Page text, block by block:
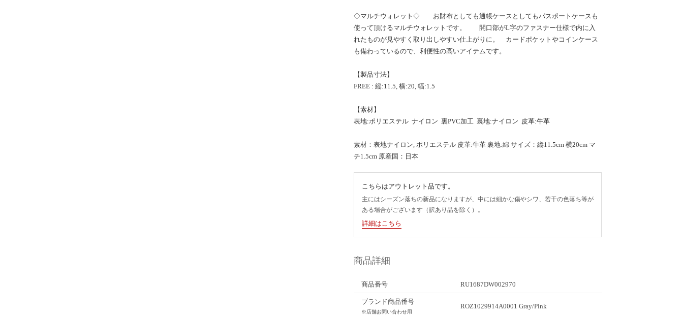
◇マルチウォレット◇ お財布としても通帳ケースとしてもパスポートケースも
使って頂けるマルチウォレットです。 開口部がL字のファスナー仕様で内に入
れたものが見やすく取り出しやすい仕上がりに。 カードポケットやコインケース
も備わっているので、利便性の高いアイテムです。
【製品寸法】
FREE : 縦:11.5, 横:20, 幅:1.5
【素材】
表地:ポリエステル ナイロン 裏PVC加工 裏地:ナイロン 皮革:牛革
素材：表地ナイロン, ポリエステル 皮革:牛革 裏地:綿 サイズ：縦11.5cm 横20cm マ
チ1.5cm 原産国：日本
こちらはアウトレット品です。
主にはシーズン落ちの新品になりますが、中には細かな傷やシワ、若干の色落ち等が
ある場合がございます（訳あり品を除く）。
詳細はこちら
商品詳細
商品番号 RU1687DW002970
ブランド商品番号
※店舗お問い合わせ用
ROZ1029914A0001 Gray/Pink